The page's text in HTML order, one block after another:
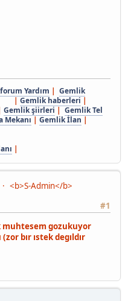
Yardım | Gemlik
| Gemlik haberleri |
Gemlik şiirleri | Gemlik Tel
Mekanı | Gemlik İlan |
|
<b>S-Admin</b>
#1
muhtesem gozukuyor
bır ıstek degıldır